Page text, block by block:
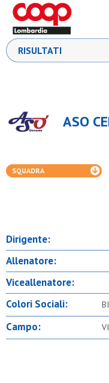
RISULTATI
ASO
SQUADRA
Dirigente:
Allenatore:
Viceallenatore:
Colori Sociali:
Campo: